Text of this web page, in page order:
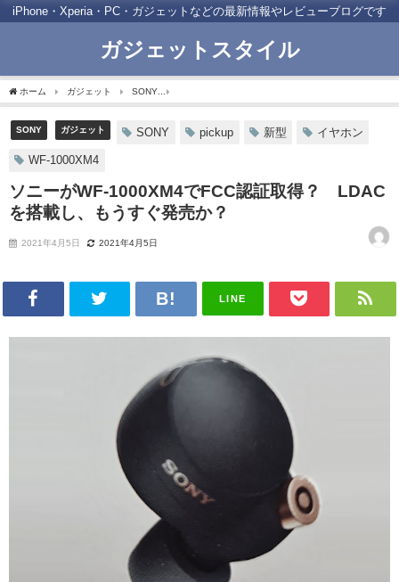
iPhone・Xperia・PC・ガジェットなどの最新情報やレビューブログです
ガジェットスタイル
ホーム ガジェット SONY
SONY ガジェット SONY pickup 新型 イヤホン
WF-1000XM4
ソニーがWF-1000XM4でFCC認証取得？ LDAC
を搭載し、もうすぐ発売か？
2021年4月5日 2021年4月5日
LINE